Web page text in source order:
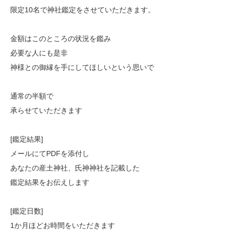
限定10名で神社鑑定をさせていただきます。
金額はこのところの状況を鑑み
必要な人にも是非
神様との御縁を手にしてほしいという思いで
通常の半額で
承らせていただきます
[鑑定結果]
メールにてPDFを添付し
あなたの産土神社、氏神神社を記載した
鑑定結果をお伝えします
[鑑定日数]
1か月ほどお時間をいただきます